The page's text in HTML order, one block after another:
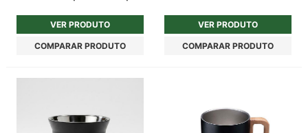
VER PRODUTO
COMPARAR PRODUTO
VER PRODUTO
COMPARAR PRODUTO